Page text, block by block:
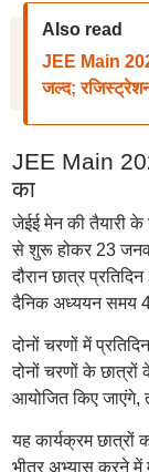
Also read
JEE Main
जल्द;
JEE Main
का
जेईई मेन की तैयारी के
से शुरू होकर 23
दौरान छात्र
दैनिक अध्ययन समय 4
दोनों चरणों में
दोनों चरणों के
आयोजित किए जाएंगे,
यह कार्यक्रम छात्रों
भीतर अभ्यास करने में